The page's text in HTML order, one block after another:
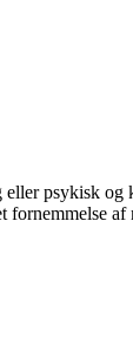
psykisk og
af